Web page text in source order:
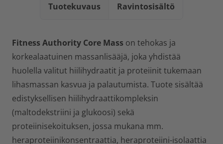
Tuotekuvaus Ravintosisältö
Fitness Authority Core Mass on tehokas ja
korkealaatuinen massanlisääjä, joka yhdistää
huolella valitut hiilihydraatit ja proteiinit tukemaan
lihasmassan kasvua ja palautumista. Tuote sisältää
edistyksellisen hiilihydraattikompleksin
(maltodekstriini ja glukoosi) sekä
proteiinisekoituksen, jossa mukana mm.
heraproteiinikonsentraattia, heraproteiini-isolaattia